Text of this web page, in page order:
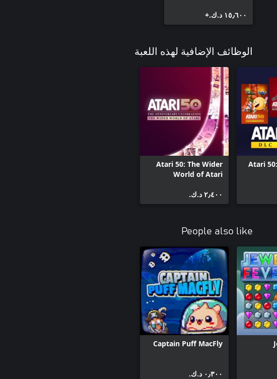
١٥٫٦٠٠ د.ك.‏+
الوظائف الإضافية لهذه اللعبة
Atari
Atari 50: The Wider
World of Atari
٢٫٤٠٠ د.ك.‏
People also like
Captain Puff MacFly
٠٫٣٠٠ د.ك.‏